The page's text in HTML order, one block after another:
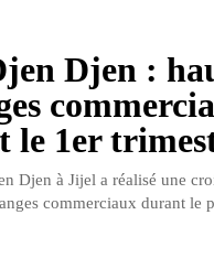
Djen :
le 1er
Djen à Jijel a réalisé une
commerciaux durant le